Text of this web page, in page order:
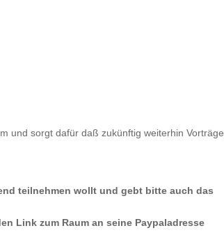
und sorgt dafür daß zukünftig weiterhin Vorträge
teilnehmen wollt und gebt bitte auch das
Link zum Raum an seine Paypaladresse